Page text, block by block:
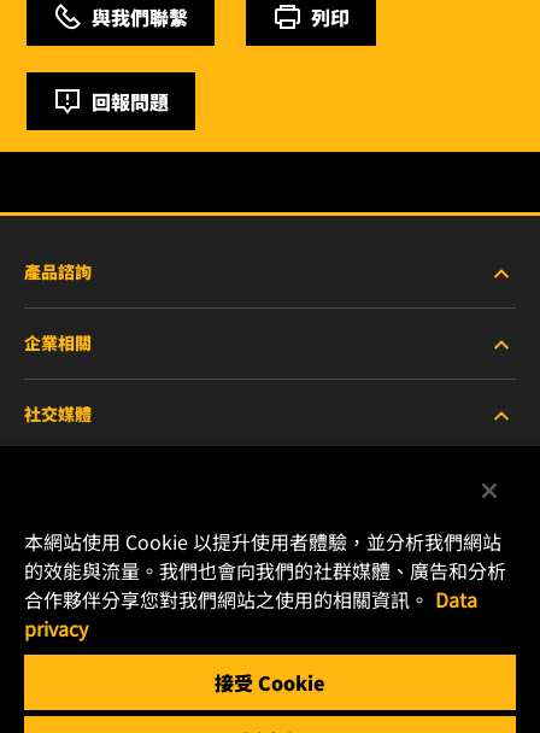
與我們聯繫 列印
回報問題
產品諮詢
重型設備車輛
小客車與商用車
賽車產品
企業相關
關於WIX
聯絡我們
職涯發展
社交媒體
Instagram
YouTube
本網站使用 Cookie 以提升使用者體驗，並分析我們網站
的效能與流量。我們也會向我們的社群媒體、廣告和分析
合作夥伴分享您對我們網站之使用的相關資訊。 Data
privacy
接受 Cookie